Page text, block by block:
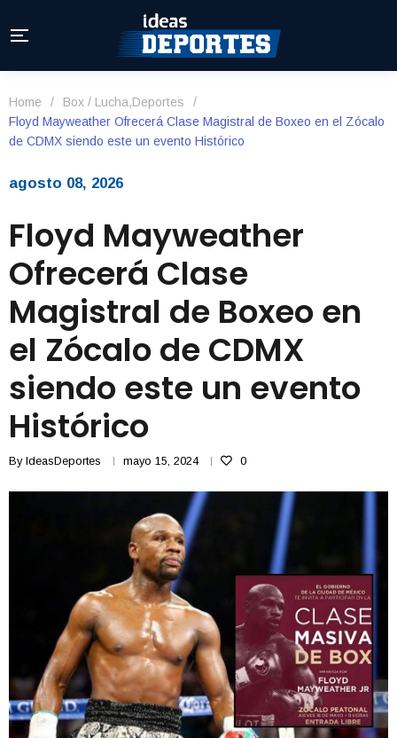
Home / Box / Lucha,Deportes
/
Floyd Mayweather Ofrecerá Clase Magistral de Boxeo en el Zócalo
de CDMX siendo este un evento Histórico
agosto 08, 2026
Floyd Mayweather
Ofrecerá Clase
Magistral de Boxeo en
el Zócalo de CDMX
siendo este un evento
Histórico
By IdeasDeportes mayo 15, 2024 0